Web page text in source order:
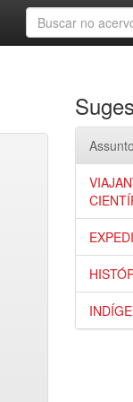
Assunto